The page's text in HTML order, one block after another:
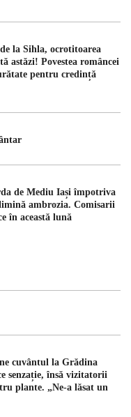
la Sihla, ocrotitoarea
astăzi! Povestea româncei
pentru credință
de Mediu Iași împotriva
ambrozia. Comisarii
în această lună
cuvântul la Grădina
senzație, însă vizitatorii
plante. „Ne-a lăsat un